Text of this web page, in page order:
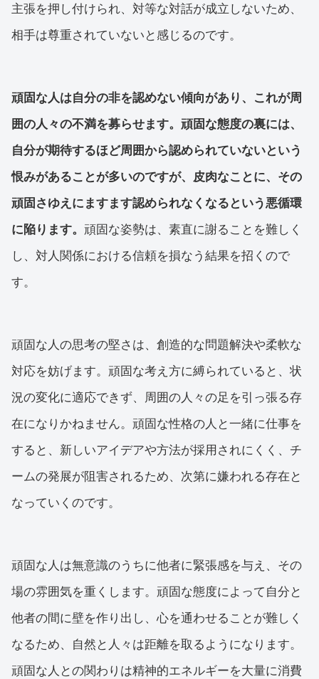
主張を押し付けられ、対等な対話が成立しないため、
相手は尊重されていないと感じるのです。
頑固な人は自分の非を認めない傾向があり、これが周
囲の人々の不満を募らせます。頑固な態度の裏には、
自分が期待するほど周囲から認められていないという
恨みがあることが多いのですが、皮肉なことに、その
頑固さゆえにますます認められなくなるという悪循環
に陥ります。 頑固な姿勢は、素直に謝ることを難しく
し、対人関係における信頼を損なう結果を招くので
す。
頑固な人の思考の堅さは、創造的な問題解決や柔軟な
対応を妨げます。頑固な考え方に縛られていると、状
況の変化に適応できず、周囲の人々の足を引っ張る存
在になりかねません。頑固な性格の人と一緒に仕事を
すると、新しいアイデアや方法が採用されにくく、チ
ームの発展が阻害されるため、次第に嫌われる存在と
なっていくのです。
頑固な人は無意識のうちに他者に緊張感を与え、その
場の雰囲気を重くします。頑固な態度によって自分と
他者の間に壁を作り出し、心を通わせることが難しく
なるため、自然と人々は距離を取るようになります。
頑固な人との関わりは精神的エネルギーを大量に消費